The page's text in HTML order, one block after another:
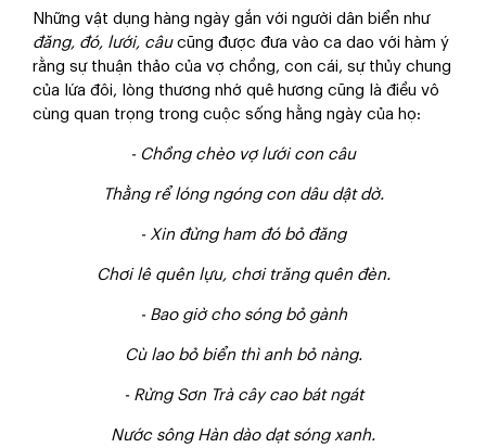
Những vật dụng hàng ngày gắn với người dân biển như
đăng, đó, lưới, câucũng được đưa vào ca dao với hàm ý
rằng sự thuận thảo của vợ chồng, con cái, sự thủy chung
của lứa đôi, lòng thương nhớ quê hương cũng là điều vô
cùng quan trọng trong cuộc sống hằng ngày của họ:
- Chồng chèo vợ lưới con câu
Thằng rể lóng ngóng con dâu dật dờ.
- Xin đừng ham đó bỏ đăng
Chơi lê quên lựu, chơi trăng quên đèn.
- Bao giờ cho sóng bỏ gành
Cù lao bỏ biển thì anh bỏ nàng.
- Rừng Sơn Trà cây cao bát ngát
Nước sông Hàn dào dạt sóng xanh.